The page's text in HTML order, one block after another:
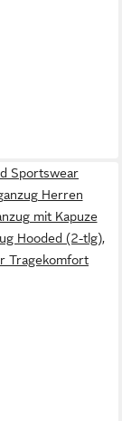
Sportswear
Herren
mit Kapuze
Hooded (2-tlg),
Tragekomfort